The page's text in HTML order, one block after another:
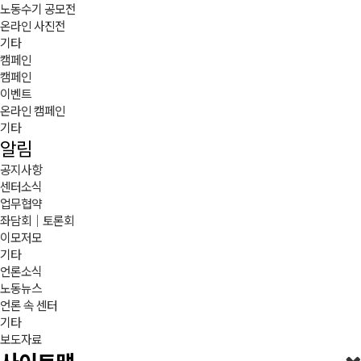
노동수기 공모전
온라인 사진전
기타
캠페인
캠페인
이벤트
온라인 캠페인
기타
알림
공지사항
센터소식
업무협약
좌담회｜토론회
이모저모
기타
언론소식
노동뉴스
언론 속 센터
기타
보도자료